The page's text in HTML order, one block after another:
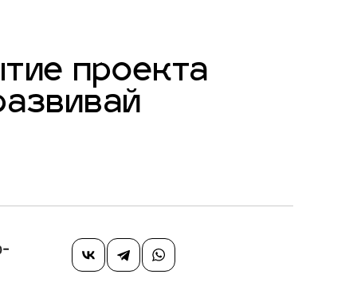
проекта